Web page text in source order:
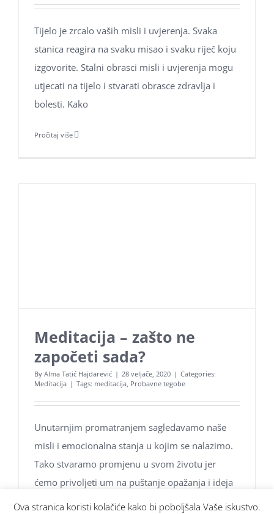
Tijelo je zrcalo vaših misli i uvjerenja. Svaka
stanica reagira na svaku misao i svaku riječ koju
izgovorite. Stalni obrasci misli i uvjerenja mogu
utjecati na tijelo i stvarati obrasce zdravlja i
bolesti. Kako
Pročitaj više
Meditacija – zašto ne
započeti sada?
By Alma Tatić Hajdarević | 28 veljače, 2020 | Categories:
Meditacija | Tags: meditacija Probavne tegobe
Unutarnjim promatranjem sagledavamo naše
misli i emocionalna stanja u kojim se nalazimo.
Tako stvaramo promjenu u svom životu jer
ćemo privoljeti um na puštanje opažanja i ideja
koji ga koče, a to će vas
OIB: 31131798221
Adresa: Jarušćica 11, Zagreb 10000
+385 98 1623 116
email: info@aromahominis.hr
Ova stranica koristi kolačiće kako bi poboljšala Vaše iskustvo.